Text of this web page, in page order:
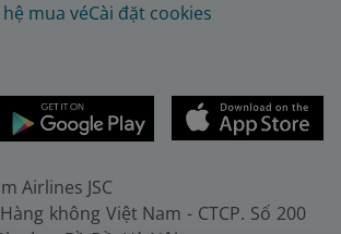
mua véCài đặt cookies
Airlines JSC
không Việt Nam - CTCP. Số 200